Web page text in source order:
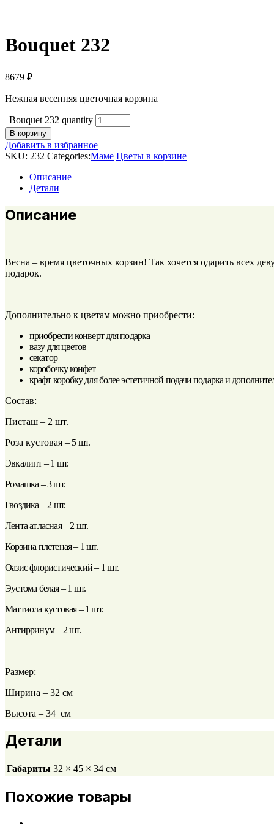
Bouquet 232
8679 ₽
Нежная весенняя цветочная корзина
Bouquet 232 quantity
В корзину
Добавить в избранное
SKU: 232 Categories:Маме Цветы в корзине
Описание
Детали
Описание
Весна – время цветочных корзин! Так хочется одарить всех
подарок.
Дополнительно к цветам можно приобрести:
приобрести конверт для подарка
вазу для цветов
секатор
коробочку конфет
крафт коробку для более эстетичной подачи подарка и
Состав:
Писташ – 2 шт.
Роза кустовая – 5 шт.
Эвкалипт – 1 шт.
Ромашка – 3 шт.
Гвоздика – 2 шт.
Лента атласная – 2 шт.
Корзина плетеная – 1 шт.
Оазис флористический – 1 шт.
Эустома белая – 1 шт.
Маттиола кустовая – 1 шт.
Антирринум – 2 шт.
Размер:
Ширина – 32 см
Высота – 34 см
Детали
Габариты 32 × 45 × 34 см
Похожие товары